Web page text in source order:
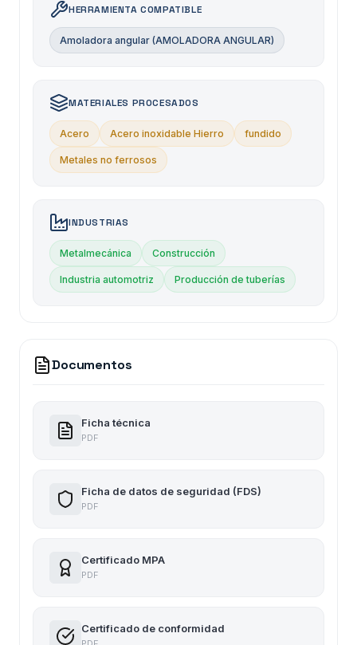
HERRAMIENTA COMPATIBLE
Amoladora angular (AMOLADORA ANGULAR)
MATERIALES PROCESADOS
Acero Acero inoxidable Hierro fundido
Metales no ferrosos
INDUSTRIAS
Metalmecánica Construcción
Industria automotriz Producción de tuberías
Documentos
Ficha técnica
PDF
Ficha de datos de seguridad (FDS)
PDF
Certificado MPA
PDF
Certificado de conformidad